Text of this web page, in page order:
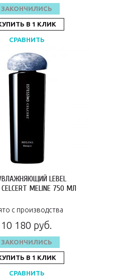
ЗАКОНЧИЛИСЬ
В 1 КЛИК
СРАВНИТЬ
LEBEL
MELINE 750 МЛ
с производства
10 180 руб.
ЗАКОНЧИЛИСЬ
В 1 КЛИК
СРАВНИТЬ